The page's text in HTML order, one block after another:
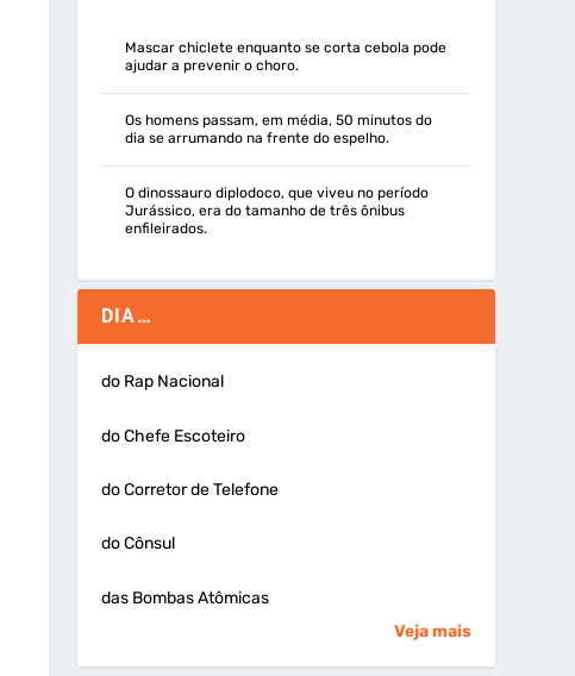
Mascar chiclete enquanto se corta cebola pode
ajudar a prevenir o choro.
Os homens passam, em média, 50 minutos do
dia se arrumando na frente do espelho.
O dinossauro diplodoco, que viveu no período
Jurássico, era do tamanho de três ônibus
enfileirados.
DIA…
do Rap Nacional
do Chefe Escoteiro
do Corretor de Telefone
do Cônsul
das Bombas Atômicas
Veja mais